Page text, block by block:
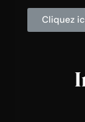
Cliquez